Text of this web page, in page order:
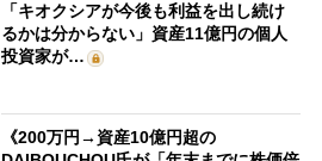
「キオクシアが今後も利益を出し続け
るかは分からない」資産11億円の個人
投資家が…
《200万円→資産10億円超の